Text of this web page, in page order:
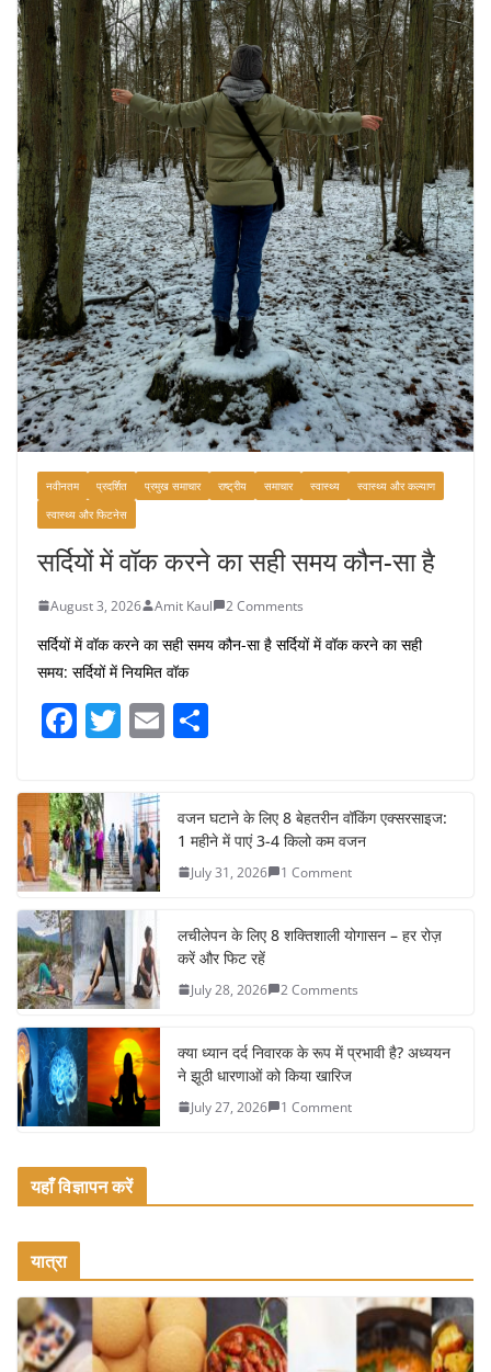
उत्पादकता को दोगुना कर देंगे
August 7, 2026 0 Comments
नवीनतम प्रदर्शित प्रमुख समाचार राष्ट्रीय समाचार स्वास्थ्य
स्वास्थ्य और कल्याण
स्वास्थ्य और फिटनेस
सर्दियों में वॉक करने का सही समय कौन-सा है
August 3, 2026 Amit Kaul 2 Comments
सर्दियों में वॉक करने का सही समय कौन-सा है सर्दियों में वॉक करने का सही
समय: सर्दियों में नियमित वॉक
F
c
e
b
o
o
k
T
itt
er
E
e
वजन घटाने के लिए 8 बेहतरीन वॉकिंग एक्सरसाइज:
1 महीने में पाएं 3-4 किलो कम वजन
July 31, 2026 1 Comment
लचीलेपन के लिए 8 शक्तिशाली योगासन – हर रोज़
करें और फिट रहें
July 28, 2026 2 Comments
क्या ध्यान दर्द निवारक के रूप में प्रभावी है? अध्ययन
ने झूठी धारणाओं को किया खारिज
July 27, 2026 1 Comment
यहाँ विज्ञापन करें
यात्रा